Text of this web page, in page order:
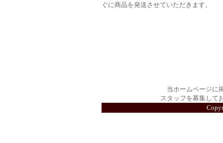
ぐに商品を発送させていただきます。
当ホームページに
スタッフを募集して